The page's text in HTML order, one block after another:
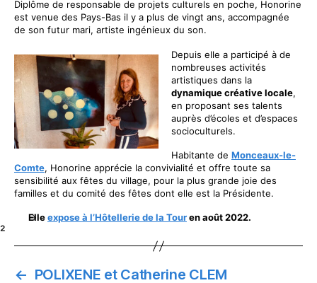
Diplôme de responsable de projets culturels en poche, Honorine
est venue des Pays-Bas il y a plus de vingt ans, accompagnée
de son futur mari, artiste ingénieux du son.
Depuis elle a participé à de
nombreuses activités
artistiques dans la
dynamique créative locale,
en proposant ses talents
auprès d’écoles et d’espaces
socioculturels.
Habitante de Monceaux-le-
Comte, Honorine apprécie la convivialité et offre toute sa
sensibilité aux fêtes du village, pour la plus grande joie des
familles et du comité des fêtes dont elle est la Présidente.
Elleexpose à l’Hôtellerie de la Touren août 2022.
²
← POLIXENE et Catherine CLEM